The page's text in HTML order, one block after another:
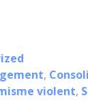
,
violent,